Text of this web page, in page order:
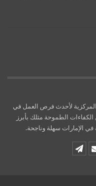
لأحدث فرص العمل في
الطموحة مثلك بأبرز
في الإمارات سهلة وناجحة.